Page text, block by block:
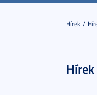
Hírek
Hírek